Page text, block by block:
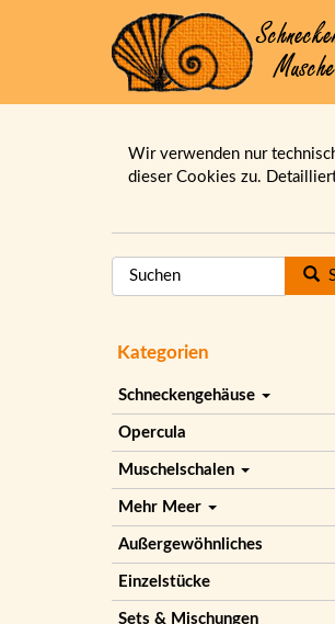
Wir verwenden nur
dieser Cookies zu.
Kategorien
Schneckengehäuse
Opercula
Muschelschalen
Mehr Meer
Außergewöhnliches
Einzelstücke
Sets & Mischungen